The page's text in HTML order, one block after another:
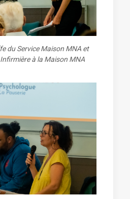
du Service Maison MNA et
à la Maison MNA